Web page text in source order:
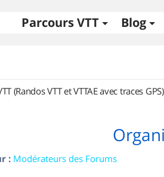
Parcours VTT Blog
(Randos VTT et VTTAE avec traces GPS)
: Modérateurs des Forums